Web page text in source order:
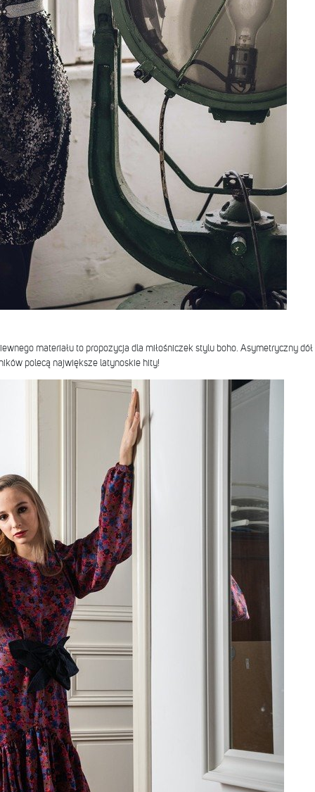
materiału to propozycja dla miłośniczek stylu boho. Asymetryczny
polecą największe latynoskie hity!